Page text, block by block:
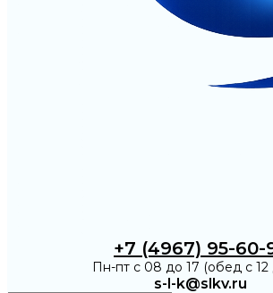
+7 (4967) 95-60-
Пн-пт с 08 до 17 (обед с 12
s-l-k@slkv.ru